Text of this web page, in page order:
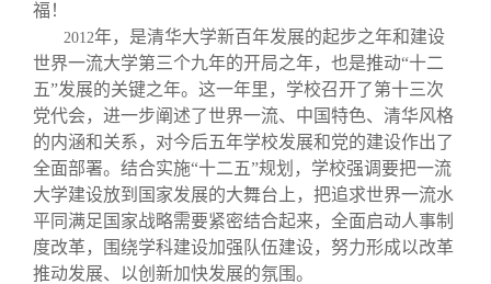
校友视界
理事会名单
制度法规
联系我们
福！
2012年，是清华大学新百年发展的起步之年和建设
世界一流大学第三个九年的开局之年，也是推动“十二
五”发展的关键之年。这一年里，学校召开了第十三次
党代会，进一步阐述了世界一流、中国特色、清华风格
的内涵和关系，对今后五年学校发展和党的建设作出了
全面部署。结合实施“十二五”规划，学校强调要把一流
大学建设放到国家发展的大舞台上，把追求世界一流水
平同满足国家战略需要紧密结合起来，全面启动人事制
度改革，围绕学科建设加强队伍建设，努力形成以改革
推动发展、以创新加快发展的氛围。